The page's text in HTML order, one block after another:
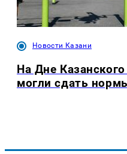
Новости Казани
На Дне
могли сдать